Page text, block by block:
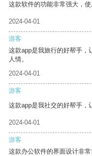
这款软件的功能非常强大，使
2024-04-01
游客
这款app是我旅行的好帮手，
人情。
2024-04-01
游客
这款app是我社交的好帮手，
2024-04-01
游客
这款办公软件的界面设计非